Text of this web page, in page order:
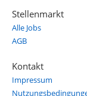
Stellenmarkt
Alle Jobs
AGB
Kontakt
Impressum